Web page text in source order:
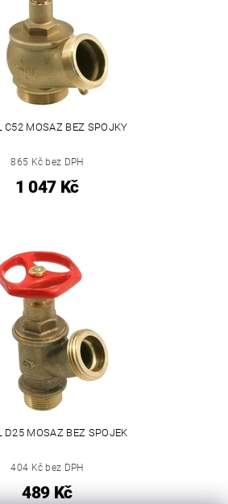
C52 MOSAZ BEZ SPOJKY
865 Kč bez DPH
1 047 Kč
D25 MOSAZ BEZ SPOJEK
404 Kč bez DPH
489 Kč